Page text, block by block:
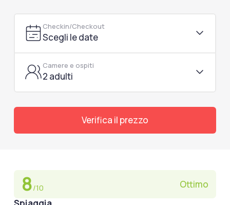
Checkin/Checkout
Scegli le date
Camere e ospiti
2 adulti
Verifica il prezzo
8/10
Ottimo